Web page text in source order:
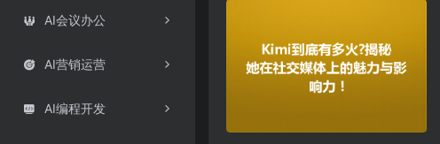
 AI会议办公
 AI营销运营
 AI编程开发